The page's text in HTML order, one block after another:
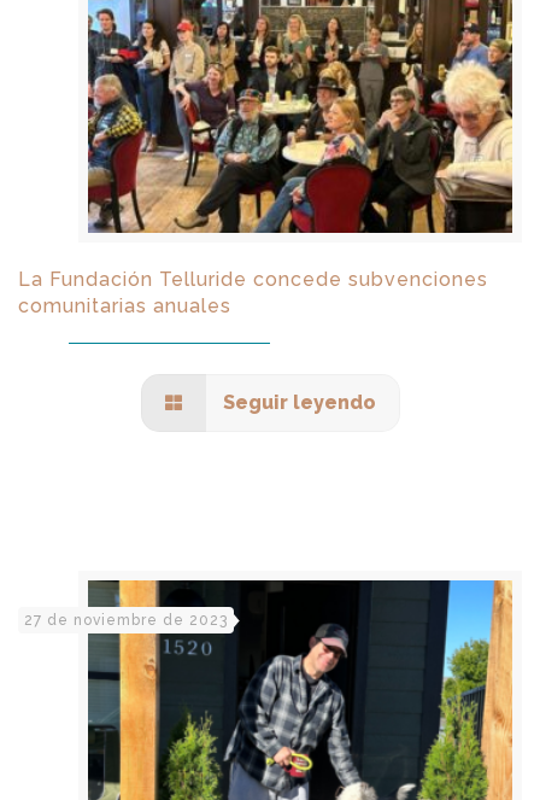
La Fundación Telluride concede subvenciones
comunitarias anuales
Seguir leyendo
27 de noviembre de 2023